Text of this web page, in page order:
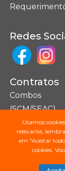
Usamos
relevante,
em "Aceitar
cookies.
Redes
Contratos
Combos
(SCM/SEAC)
Seções do
Mapa do Site